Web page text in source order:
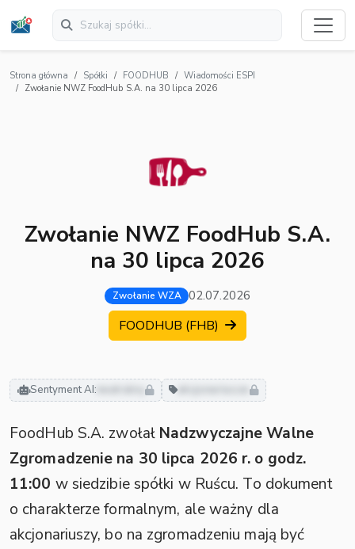
Strona główna Spółki FOODHUB
Wiadomości ESPI
Zwołanie NWZ FoodHub S.A. na 30 lipca 2026
Zwołanie NWZ FoodHub S.A.
na 30 lipca 2026
Zwołanie WZA 02.07.2026
FOODHUB (FHB)
Sentyment AI: neutralny
FoodHub S.A. zwołał Nadzwyczajne Walne
Zgromadzenie na 30 lipca 2026 r. o godz.
11:00 w siedzibie spółki w Ruścu. To dokument
o charakterze formalnym, ale ważny dla
akcjonariuszy, bo na zgromadzeniu mają być